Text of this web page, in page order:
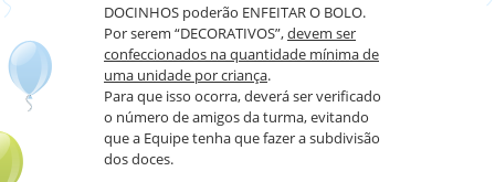
DOCINHOS poderão ENFEITAR O BOLO.
Por serem “DECORATIVOS”,devem ser
confeccionados na quantidade mínima de
uma unidade por criança.
Para que isso ocorra, deverá ser verificado
o número de amigos da turma, evitando
que a Equipe tenha que fazer a subdivisão
dos doces.